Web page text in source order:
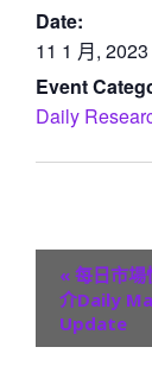
Date:
11 1 月, 2023
Event
Daily
« 每日市場
介Daily
Update